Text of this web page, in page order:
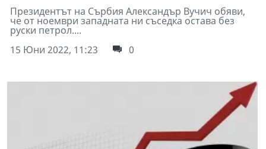
Президентът на Сърбия Александър Вучич обяви,
че от ноември западната ни съседка остава без
руски петрол....
15 Юни 2022, 11:23
0